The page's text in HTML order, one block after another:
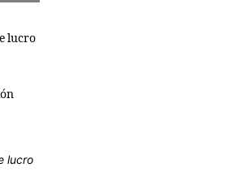
lucro
lucro